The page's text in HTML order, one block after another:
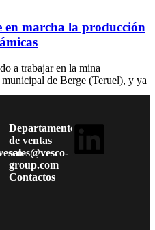
marcha la producción
a trabajar en la mina
de Berge (Teruel), y ya
Departamento
de ventas
sales@vesco-
group.com
Contactos